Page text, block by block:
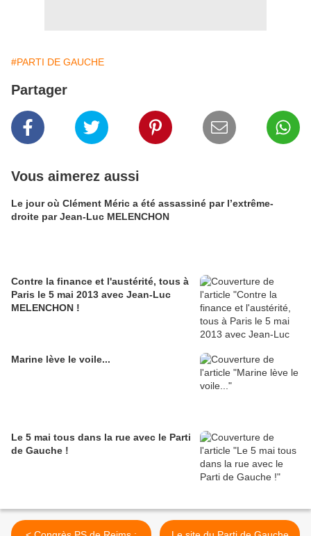
#PARTI DE GAUCHE
Partager
Vous aimerez aussi
Le jour où Clément Méric a été assassiné par l’extrême-
droite par Jean-Luc MELENCHON
Contre la finance et l'austérité, tous à
Paris le 5 mai 2013 avec Jean-Luc
MELENCHON !
Marine lève le voile...
Le 5 mai tous dans la rue avec le Parti
de Gauche !